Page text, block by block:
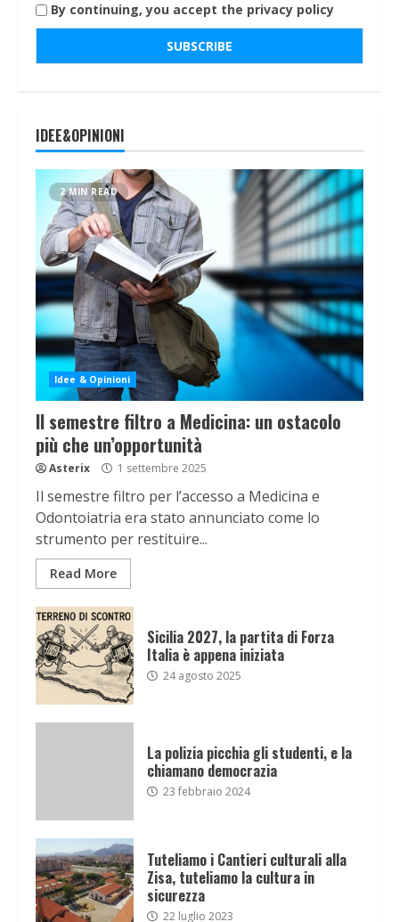
By continuing, you accept the privacy policy
IDEE&OPINIONI
2 MIN READ
Idee & Opinioni
Il semestre filtro a Medicina: un ostacolo
più che un’opportunità
Asterix 1 settembre 2025
Il semestre filtro per l’accesso a Medicina e
Odontoiatria era stato annunciato come lo
strumento per restituire...
Read More
Sicilia 2027, la partita di Forza
Italia è appena iniziata
24 agosto 2025
La polizia picchia gli studenti, e la
chiamano democrazia
23 febbraio 2024
Tuteliamo i Cantieri culturali alla
Zisa, tuteliamo la cultura in
sicurezza
22 luglio 2023